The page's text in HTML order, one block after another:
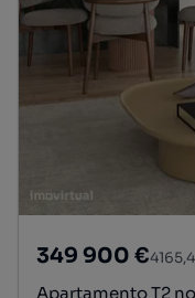
349 900 €
Apartamento T2